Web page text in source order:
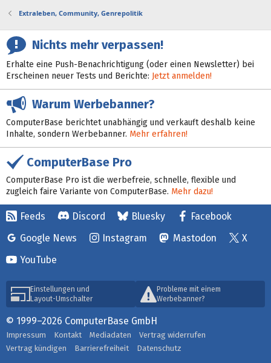
Extraleben, Community, Genrepolitik
Nichts mehr verpassen!
Erhalte eine Push-Benachrichtigung (oder einen Newsletter) bei
Erscheinen neuer Tests und Berichte: Jetzt anmelden!
Warum Werbebanner?
ComputerBase berichtet unabhängig und verkauft deshalb keine
Inhalte, sondern Werbebanner. Mehr erfahren!
ComputerBase Pro
ComputerBase Pro ist die werbefreie, schnelle, flexible und
zugleich faire Variante von ComputerBase. Mehr dazu!
Feeds Discord Bluesky
Facebook
Google News
Instagram Mastodon
X
YouTube
Einstellungen und
Layout-Umschalter
Probleme mit einem
Werbebanner?
© 1999–2026 ComputerBase GmbH
Impressum Kontakt Mediadaten
Vertrag widerrufen
Vertrag kündigen
Barrierefreiheit Datenschutz